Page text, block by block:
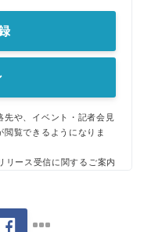
や、イベント・記者会見
覧できるようになりま
リース受信に関するご案内